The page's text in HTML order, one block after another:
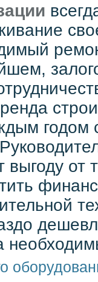
годом
от